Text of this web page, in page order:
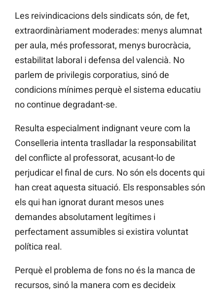
Les reivindicacions dels sindicats són, de fet,
extraordinàriament moderades: menys alumnat
per aula, més professorat, menys burocràcia,
estabilitat laboral i defensa del valencià. No
parlem de privilegis corporatius, sinó de
condicions mínimes perquè el sistema educatiu
no continue degradant-se.
Resulta especialment indignant veure com la
Conselleria intenta traslladar la responsabilitat
del conflicte al professorat, acusant-lo de
perjudicar el final de curs. No són els docents qui
han creat aquesta situació. Els responsables són
els qui han ignorat durant mesos unes
demandes absolutament legítimes i
perfectament assumibles si existira voluntat
política real.
Perquè el problema de fons no és la manca de
recursos, sinó la manera com es decideix